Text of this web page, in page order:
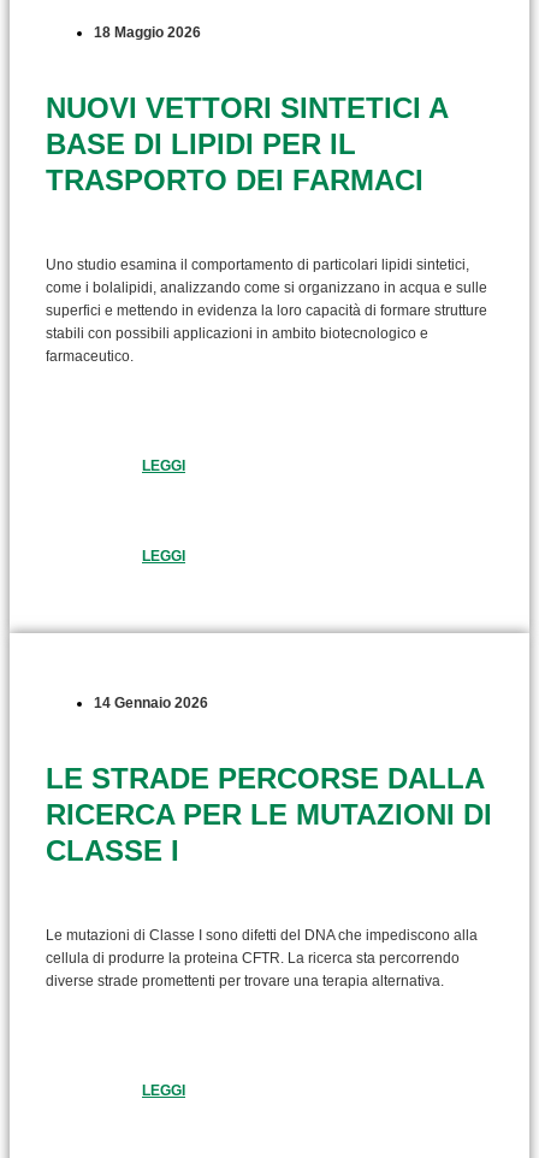
18 Maggio 2026
NUOVI VETTORI SINTETICI A
BASE DI LIPIDI PER IL
TRASPORTO DEI FARMACI
Uno studio esamina il comportamento di particolari lipidi sintetici,
come i bolalipidi, analizzando come si organizzano in acqua e sulle
superfici e mettendo in evidenza la loro capacità di formare strutture
stabili con possibili applicazioni in ambito biotecnologico e
farmaceutico.
LEGGI
LEGGI
14 Gennaio 2026
LE STRADE PERCORSE DALLA
RICERCA PER LE MUTAZIONI DI
CLASSE I
Le mutazioni di Classe I sono difetti del DNA che impediscono alla
cellula di produrre la proteina CFTR. La ricerca sta percorrendo
diverse strade promettenti per trovare una terapia alternativa.
LEGGI